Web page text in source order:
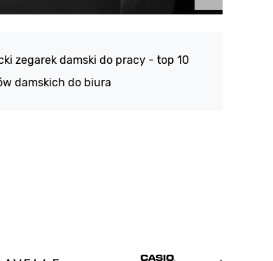
zegarek damski do pracy - top 10
damskich do biura